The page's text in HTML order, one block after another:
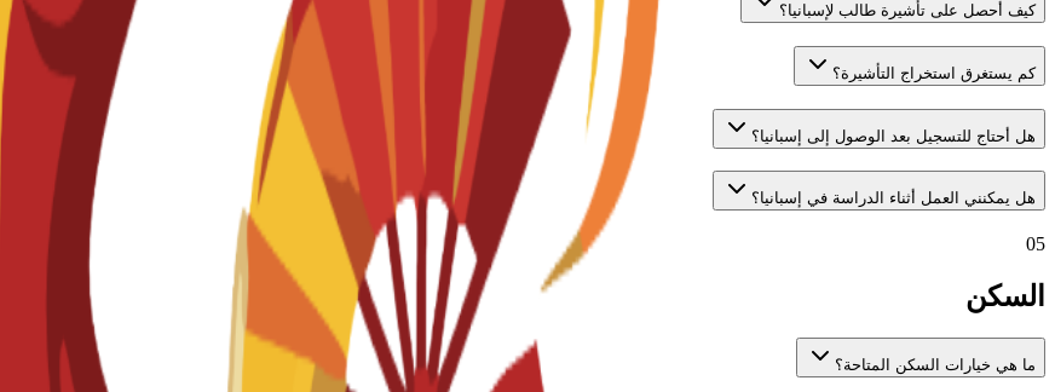
كيف أحصل على تأشيرة طالب لإسبانيا؟
كم يستغرق استخراج التأشيرة؟
هل أحتاج للتسجيل بعد الوصول إلى إسبانيا؟
هل يمكنني العمل أثناء الدراسة في إسبانيا؟
05
السكن
ما هي خيارات السكن المتاحة؟